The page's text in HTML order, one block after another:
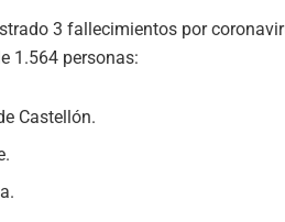
3 fallecimientos por
1.564 personas:
Castellón.